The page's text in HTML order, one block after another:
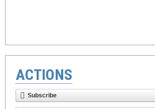
ACTIONS
Subscribe